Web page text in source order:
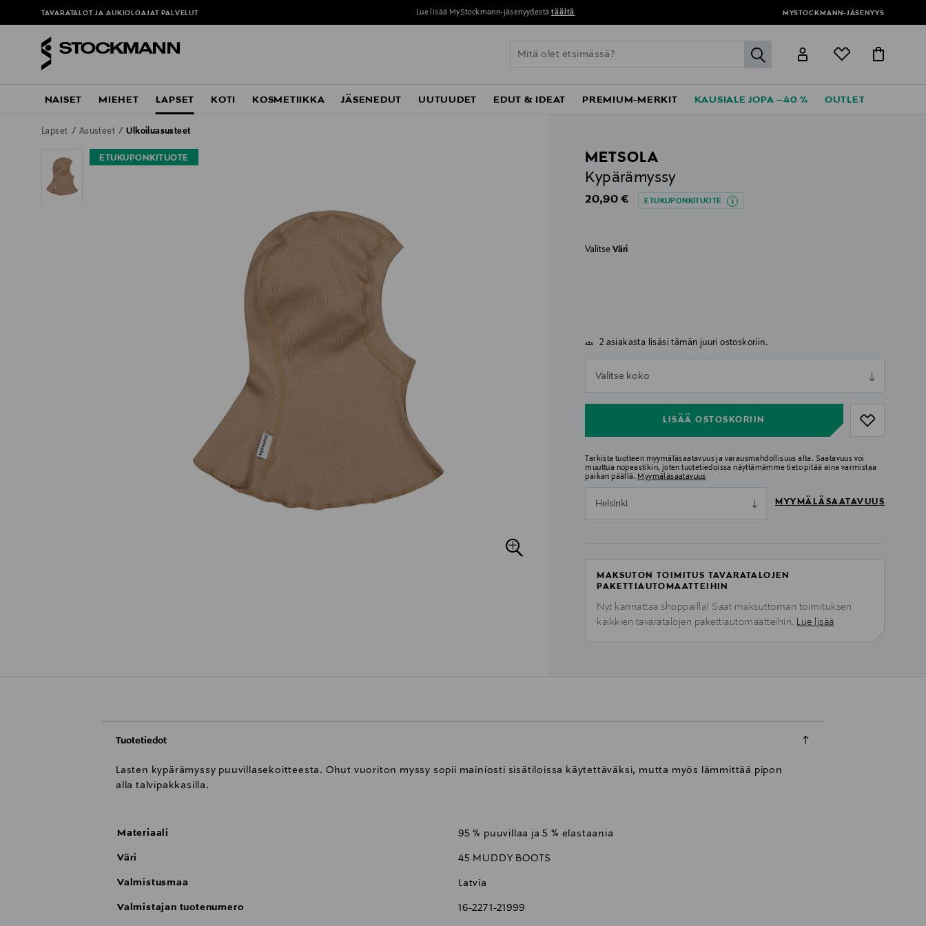
TAVARATALOT JA AUKIOLOAJAT PALVELUT Lue lisää MyStockmann-jäsenyydestä täältä MYSTOCKMANN-JÄSENYYS
label.header.go
NAISET MIEHET LAPSET KOTI KOSMETIIKKA JÄSENEDUT UUTUUDET EDUT & IDEAT PREMIUM-MERKIT KAUSIALE JOPA –40 % OUTLET
Lapset Asusteet Ulkoiluasusteet
ETUKUPONKITUOTE
METSOLA
Kypärämyssy
Original Price
20,90 € ETUKUPONKITUOTE
ValitseVäri
2 asiakasta lisäsi tämän juuri ostoskoriin.
Valitse koko
LISÄÄ OSTOSKORIIN
Tarkista tuotteen myymäläsaatavuus ja varausmahdollisuus alta. Saatavuus voi
muuttua nopeastikin, joten tuotetiedoissa näyttämämme tieto pitää aina varmistaa
paikan päällä. Myymäläsaatavuus
Helsinki MYYMÄLÄSAATAVUUS
MAKSUTON TOIMITUS TAVARATALOJEN
PAKETTIAUTOMAATTEIHIN
Nyt kannattaa shoppailla! Saat maksuttoman toimituksen
kaikkien tavaratalojen pakettiautomaatteihin. Lue lisää
Tuotetiedot
Lasten kypärämyssy puuvillasekoitteesta. Ohut vuoriton myssy sopii mainiosti sisätiloissa käytettäväksi, mutta myös lämmittää pipon
alla talvipakkasilla.
Materiaali 95 % puuvillaa ja 5 % elastaania
Väri 45 MUDDY BOOTS
Valmistusmaa Latvia
Valmistajan tuotenumero 16-2271-21999